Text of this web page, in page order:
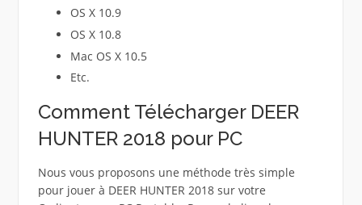
OS X 10.9
OS X 10.8
Mac OS X 10.5
Etc.
Comment Télécharger DEER
HUNTER 2018 pour PC
Nous vous proposons une méthode très simple
pour jouer à DEER HUNTER 2018 sur votre